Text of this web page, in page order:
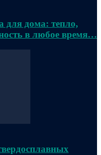
для дома: тепло,
в любое время…